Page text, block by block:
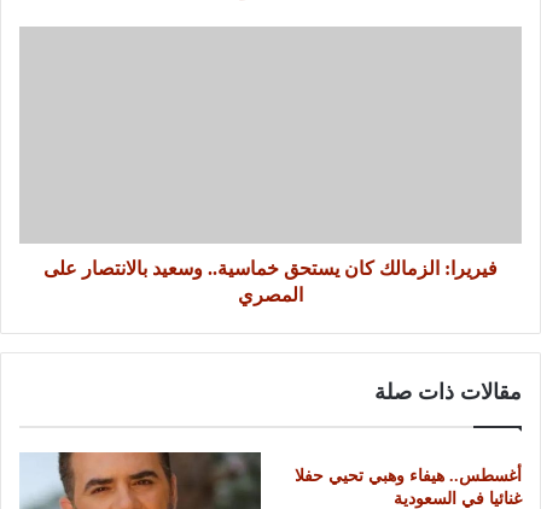
فيريرا: الزمالك كان يستحق خماسية.. وسعيد بالانتصار على
المصري
مقالات ذات صلة
أغسطس.. هيفاء وهبي تحيي حفلا
غنائيا في السعودية